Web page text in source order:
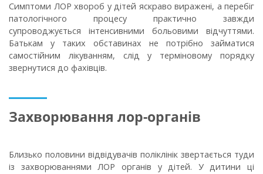
Симптоми ЛОР хвороб у дітей яскраво виражені, а перебіг
патологічного процесу практично завжди
супроводжується інтенсивними больовими відчуттями.
Батькам у таких обставинах не потрібно займатися
самостійним лікуванням, слід у терміновому порядку
звернутися до фахівців.
Захворювання лор-органів
Близько половини відвідувачів поліклінік звертається туди
із захворюваннями ЛОР органів у дітей. У дитини ці